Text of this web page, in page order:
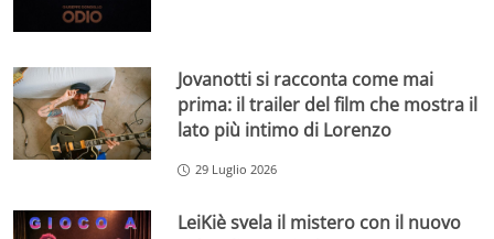
Jovanotti si racconta come mai
prima: il trailer del film che mostra il
lato più intimo di Lorenzo
29 Luglio 2026
LeiKiè svela il mistero con il nuovo